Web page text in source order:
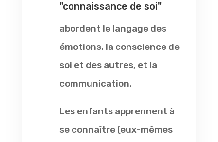
"connaissance de soi"
abordent le langage des
émotions, la conscience de
soi et des autres, et la
communication.
Les enfants apprennent à
se connaître (eux-mêmes